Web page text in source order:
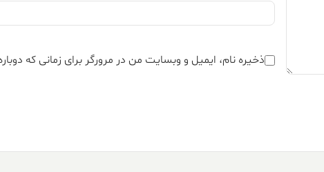
ذخیره نام، ایمیل و وبسایت من در مرورگر برای زمانی که